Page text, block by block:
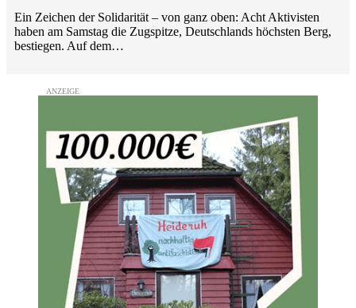
Ein Zeichen der Solidarität – von ganz oben: Acht Aktivisten
haben am Samstag die Zugspitze, Deutschlands höchsten Berg,
bestiegen. Auf dem…